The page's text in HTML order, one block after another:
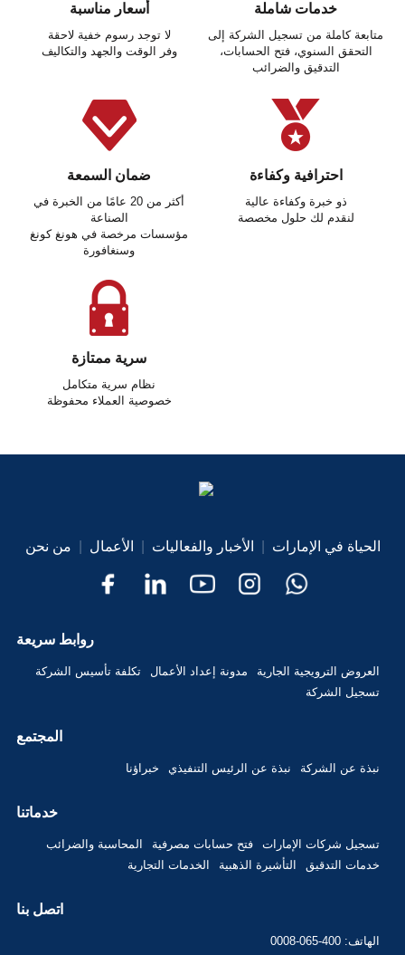
أسعار مناسبة
لا توجد رسوم خفية لاحقة
وفر الوقت والجهد والتكاليف
خدمات شاملة
متابعة كاملة من تسجيل الشركة إلى
التحقق السنوي، فتح الحسابات،
التدقيق والضرائب
ضمان السمعة
أكثر من 20 عامًا من الخبرة في
الصناعة
مؤسسات مرخصة في هونغ كونغ
وسنغافورة
احترافية وكفاءة
ذو خبرة وكفاءة عالية
لنقدم لك حلول مخصصة
سرية ممتازة
نظام سرية متكامل
خصوصية العملاء محفوظة
من نحن الأعمال الأخبار والفعاليات الحياة في الإمارات
روابط سريعة
العروض الترويجية الجارية مدونة إعداد الأعمال
تكلفة تأسيس الشركة
تسجيل الشركة
المجتمع
نبذة عن الشركة نبذة عن الرئيس التنفيذي خبراؤنا
خدماتنا
تسجيل شركات الإمارات فتح حسابات مصرفية
المحاسبة والضرائب
خدمات التدقيق
التأشيرة الذهبية الخدمات التجارية
اتصل بنا
الهاتف: 400-065-0008